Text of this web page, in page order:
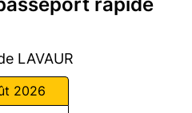
LAVAUR
2026